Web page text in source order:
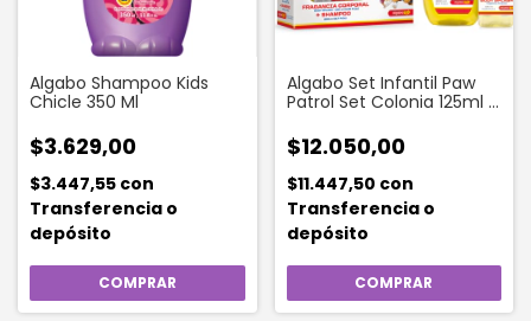
Algabo Shampoo Kids
Chicle 350 Ml
$3.629,00
$3.447,55 con
Transferencia o
depósito
Algabo Set Infantil Paw
Patrol Set Colonia 125ml +
$12.050,00
$11.447,50 con
Transferencia o
depósito